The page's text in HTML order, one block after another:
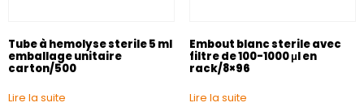
Tube à hemolyse sterile 5 ml
emballage unitaire
carton/500
Lire la suite
Embout blanc sterile avec
filtre de 100-1000 μl en
rack/8×96
Lire la suite